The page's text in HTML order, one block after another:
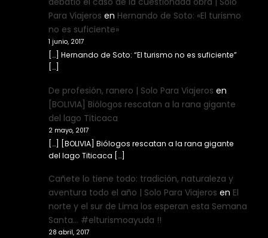
Para Viajeros en Hernando de Soto: «El turismo
no es suficiente»
1 junio, 2017
[…] Hernando de Soto: “El turismo no es suficiente”
[…]
De profesión, ranero | Solo Para Viajeros en
[BOLIVIA] Biólogos rescatan a la rana gigante
del lago Titicaca
2 mayo, 2017
[…] [BOLIVIA] Biólogos rescatan a la rana gigante
del lago Titicaca […]
Cañete lo tiene todo: tradición, naturaleza y
aventura todo el año | Solo Para Viajeros en El
norte y el sur de Lima los esperan esta Semana
Santa… #elturismoayuda !!
28 abril, 2017